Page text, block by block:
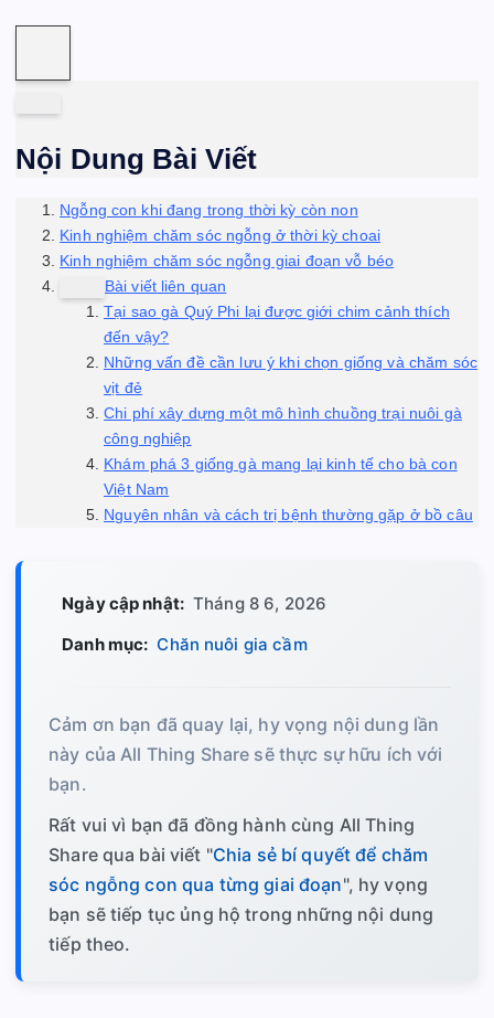
Nội Dung Bài Viết
Ngỗng con khi đang trong thời kỳ còn non
Kinh nghiệm chăm sóc ngỗng ở thời kỳ choai
Kinh nghiệm chăm sóc ngỗng giai đoạn vỗ béo
Bài viết liên quan
Tại sao gà Quý Phi lại được giới chim cảnh thích
đến vậy?
Những vấn đề cần lưu ý khi chọn giống và chăm sóc
vịt đẻ
Chi phí xây dựng một mô hình chuồng trại nuôi gà
công nghiệp
Khám phá 3 giống gà mang lại kinh tế cho bà con
Việt Nam
Nguyên nhân và cách trị bệnh thường gặp ở bồ câu
Ngày cập nhật: Tháng 8 6, 2026
Danh mục: Chăn nuôi gia cầm
Cảm ơn bạn đã quay lại, hy vọng nội dung lần
này của All Thing Share sẽ thực sự hữu ích với
bạn.
Rất vui vì bạn đã đồng hành cùng All Thing
Share qua bài viết "Chia sẻ bí quyết để chăm
sóc ngỗng con qua từng giai đoạn", hy vọng
bạn sẽ tiếp tục ủng hộ trong những nội dung
tiếp theo.